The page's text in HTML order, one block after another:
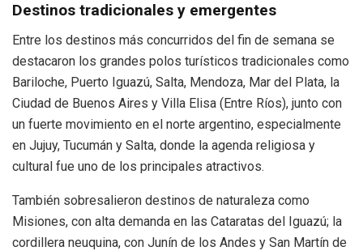
Destinos tradicionales y emergentes
Entre los destinos más concurridos del fin de semana se
destacaron los grandes polos turísticos tradicionales como
Bariloche, Puerto Iguazú, Salta, Mendoza, Mar del Plata, la
Ciudad de Buenos Aires y Villa Elisa (Entre Ríos), junto con
un fuerte movimiento en el norte argentino, especialmente
en Jujuy, Tucumán y Salta, donde la agenda religiosa y
cultural fue uno de los principales atractivos.
También sobresalieron destinos de naturaleza como
Misiones, con alta demanda en las Cataratas del Iguazú; la
cordillera neuquina, con Junín de los Andes y San Martín de